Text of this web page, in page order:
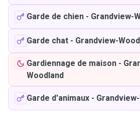
Garde de chien - Grandview-
Garde chat - Grandview-
Gardiennage de maison -
Woodland
Garde d'animaux -